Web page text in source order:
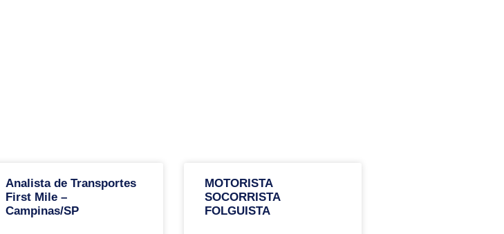
Analista de Transportes
First Mile –
Campinas/SP
MOTORISTA
SOCORRISTA
FOLGUISTA